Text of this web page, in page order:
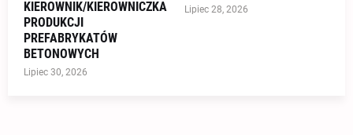
KIEROWNIK/KIEROWNICZKA
PRODUKCJI
PREFABRYKATÓW
BETONOWYCH
Lipiec 30, 2026
Lipiec 28, 2026